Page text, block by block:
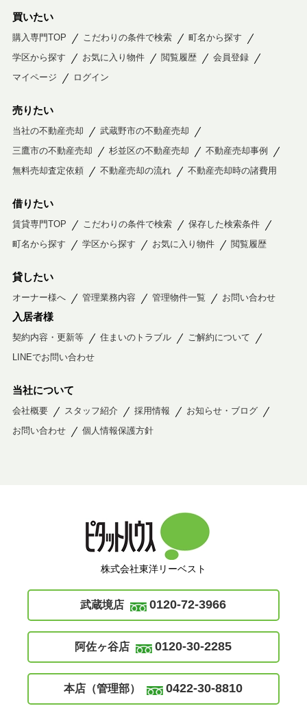
買いたい
購入専門TOP こだわりの条件で検索
町名から探す
学区から探す
お気に入り物件 閲覧履歴
会員登録
マイページ
ログイン
売りたい
当社の不動産売却
武蔵野市の不動産売却
三鷹市の不動産売却
杉並区の不動産売却
不動産売却事例
無料売却査定依頼
不動産売却の流れ 不動産売却時の諸費用
借りたい
賃貸専門TOP こだわりの条件で検索
保存した検索条件
町名から探す
学区から探す お気に入り物件 閲覧履歴
貸したい
オーナー様へ 管理業務内容 管理物件一覧 お問い合わせ
入居者様
契約内容・更新等 住まいのトラブル
ご解約について
LINEでお問い合わせ
当社について
会社概要 スタッフ紹介 採用情報
お知らせ・ブログ
お問い合わせ
個人情報保護方針
株式会社東洋リーベスト
武蔵境店 0120-72-3966
阿佐ヶ谷店 0120-30-2285
本店（管理部） 0422-30-8810